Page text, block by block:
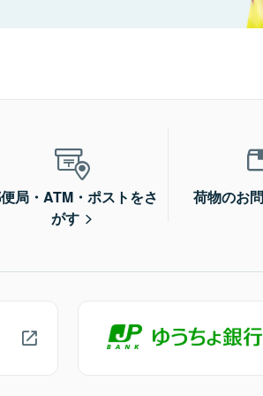
局・ATM・ポストをさ
がす
荷物のお